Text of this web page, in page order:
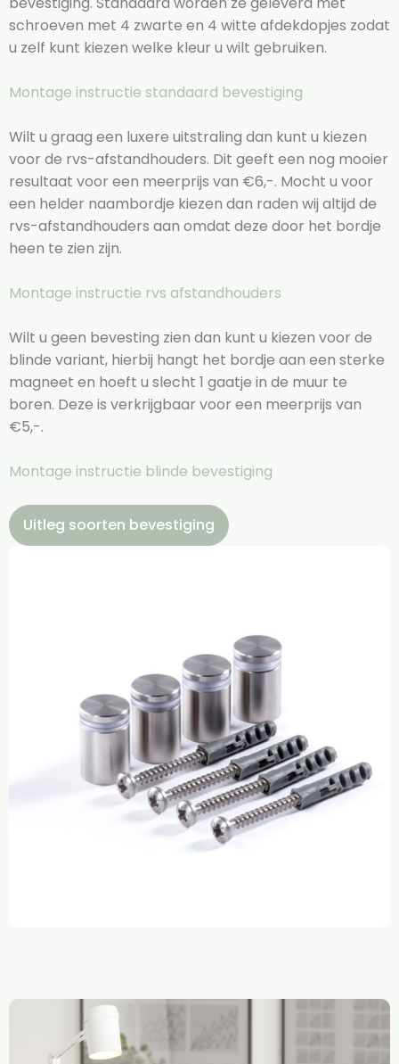
schroeven met 4 zwarte en 4 witte afdekdopjes zodat
u zelf kunt kiezen welke kleur u wilt gebruiken.
Montage instructie standaard bevestiging
Wilt u graag een luxere uitstraling dan kunt u kiezen
voor de rvs-afstandhouders. Dit geeft een nog mooier
resultaat voor een meerprijs van €6,-. Mocht u voor
een helder naambordje kiezen dan raden wij altijd de
rvs-afstandhouders aan omdat deze door het bordje
heen te zien zijn.
Montage instructie rvs afstandhouders
Wilt u geen bevesting zien dan kunt u kiezen voor de
blinde variant, hierbij hangt het bordje aan een sterke
magneet en hoeft u slecht 1 gaatje in de muur te
boren. Deze is verkrijgbaar voor een meerprijs van
€5,-.
Montage instructie blinde bevestiging
Uitleg soorten bevestiging